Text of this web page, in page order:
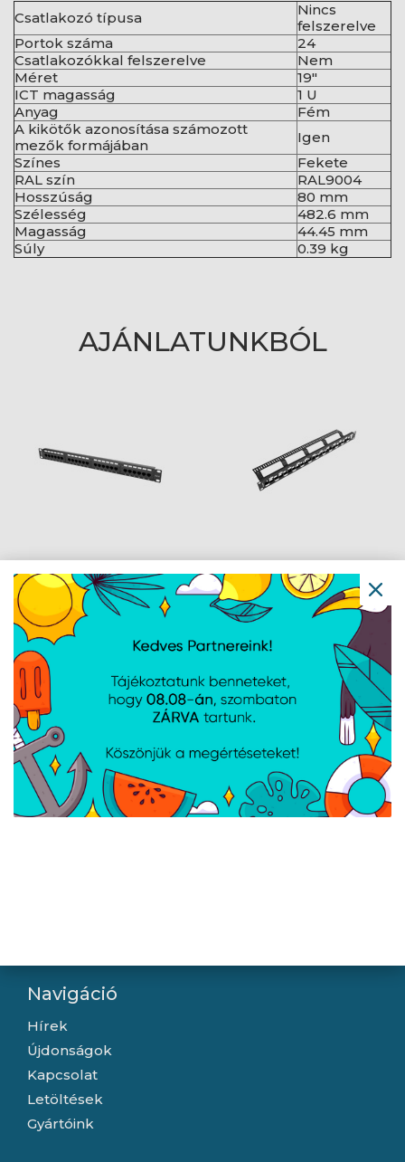
Csatlakozó típusa
Nincs
felszerelve
Portok száma
24
Csatlakozókkal felszerelve
Nem
Méret
19"
ICT magasság
1 U
Anyag
Fém
A kikötők azonosítása számozott
mezők formájában
Igen
Színes
Fekete
RAL szín
RAL9004
Hosszúság
80 mm
Szélesség
482.6 mm
Magasság
44.45 mm
Súly
0.39 kg
AJÁNLATUNKBÓL
Lanberg Patch panel 24
port 1U 19" CAT.6 fekete
Lanberg Üres patch
panel 24 port 1U 19"
lépcsőzetes
elrendezésű,
tehermentesítővel,
fekete
Navigáció
Hírek
Újdonságok
Kapcsolat
Letöltések
Gyártóink